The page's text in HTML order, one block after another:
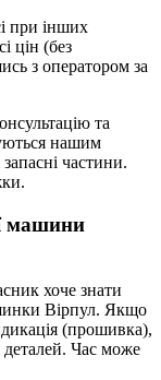
при інших
цін (без
з оператором за
та
нашим
частини.
машини
хоче знати
Вірпул. Якщо
(прошивка),
деталей. Час може